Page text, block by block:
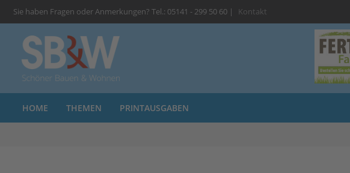
Sie haben Fragen oder Anmerkungen? Tel.: 05141 - 299 50 60 | Kontakt
HOME THEMEN PRINTAUSGABEN